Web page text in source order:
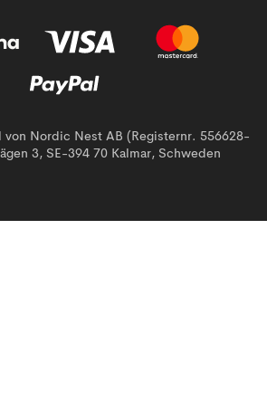
von Nordic Nest AB (Registernr. 556628-
3, SE-394 70 Kalmar, Schweden